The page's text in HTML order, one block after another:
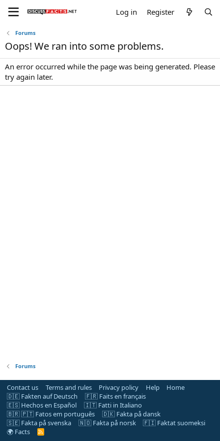
Log in Register
Forums
Oops! We ran into some problems.
An error occurred while the page was being generated. Please
try again later.
Forums
Contact us Terms and rules Privacy policy Help
Home
🇩🇪 Fakten auf Deutsch
🇫🇷 Faits en français
🇪🇸 Hechos en Español
🇮🇹 Fatti in Italiano
🇧🇷 🇵🇹 Fatos em português
🇩🇰 Fakta på dansk
🇸🇪 Fakta på svenska
🇳🇴 Fakta på norsk
🇫🇮 Faktat suomeksi
🌍 Facts
R